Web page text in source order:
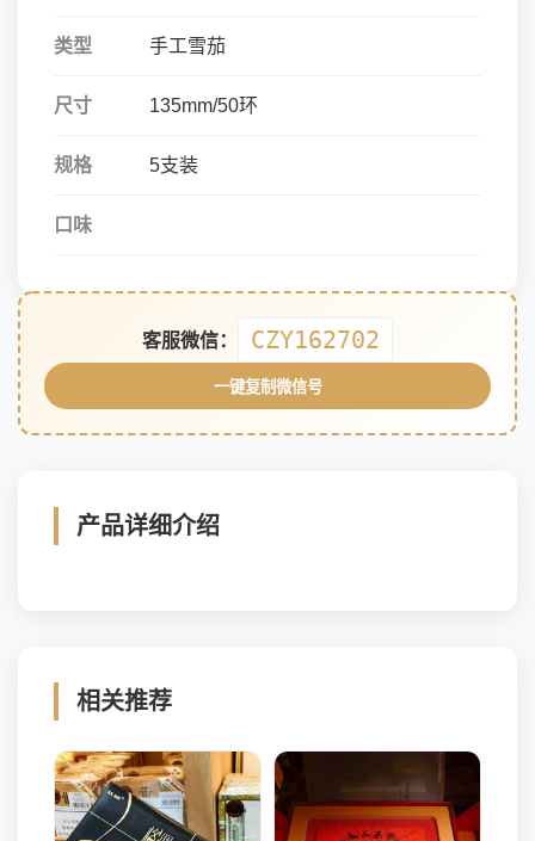
类型 手工雪茄
尺寸 135mm/50环
规格 5支装
口味
客服微信： CZY162702
一键复制微信号
产品详细介绍
相关推荐